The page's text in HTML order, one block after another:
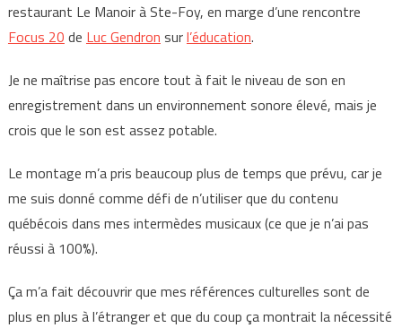
restaurant Le Manoir à Ste-Foy, en marge d’une rencontre
Focus 20 de Luc Gendron surl’éducation.
Je ne maîtrise pas encore tout à fait le niveau de son en
enregistrement dans un environnement sonore élevé, mais je
crois que le son est assez potable.
Le montage m’a pris beaucoup plus de temps que prévu, car je
me suis donné comme défi de n’utiliser que du contenu
québécois dans mes intermèdes musicaux (ce que je n’ai pas
réussi à 100%).
Ça m’a fait découvrir que mes références culturelles sont de
plus en plus à l’étranger et que du coup ça montrait la nécessité